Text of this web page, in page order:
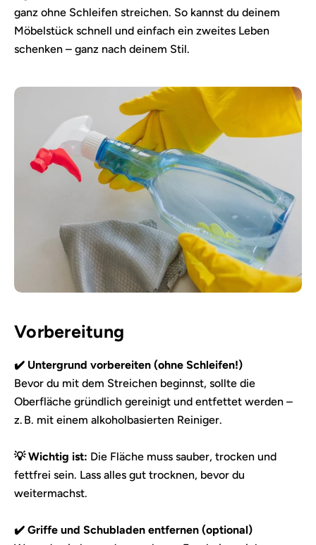
ganz ohne Schleifen streichen. So kannst du deinem
Möbelstück schnell und einfach ein zweites Leben
schenken – ganz nach deinem Stil.
Vorbereitung
✔️ Untergrund vorbereiten (ohne Schleifen!)
Bevor du mit dem Streichen beginnst, sollte die
Oberfläche gründlich gereinigt und entfettet werden –
z. B. mit einem alkoholbasierten Reiniger.
💡 Wichtig ist: Die Fläche muss sauber, trocken und
fettfrei sein. Lass alles gut trocknen, bevor du
weitermachst.
✔️ Griffe und Schubladen entfernen (optional)